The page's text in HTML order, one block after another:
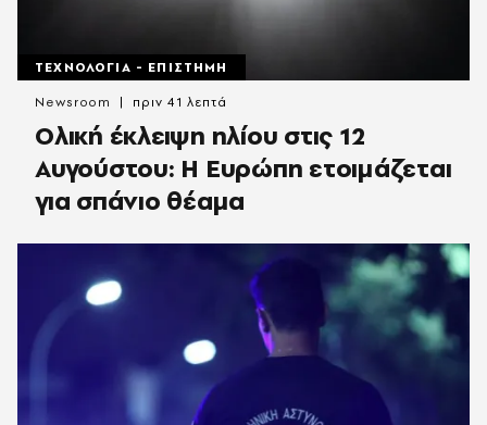
ΤΕΧΝΟΛΟΓΙΑ - ΕΠΙΣΤΗΜΗ
Ολική έκλειψη ηλίου στις 12
Αυγούστου: Η Ευρώπη ετοιμάζεται
για σπάνιο θέαμα
Newsroom πριν 41 λεπτά